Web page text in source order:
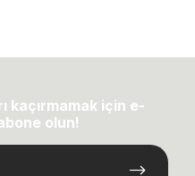
kaçırmamak için e-
olun!